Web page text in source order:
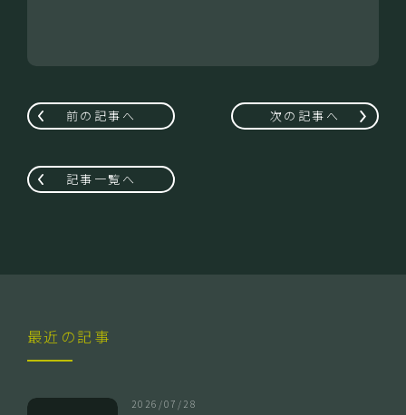
前の記事へ
記事一覧へ
次の記事へ
最近の記事
2026/07/28